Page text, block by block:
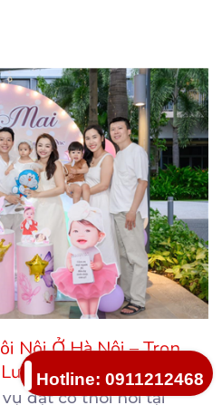
Nôi Ở Hà Nội – Trọn
đặt cỗ thôi nôi tại
Hotline: 0911212468